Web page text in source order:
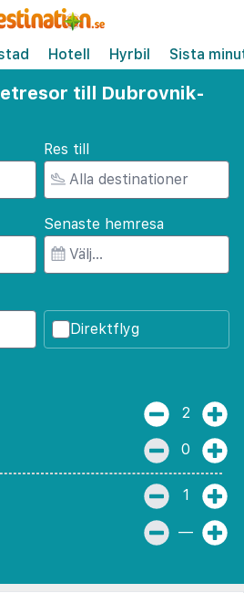
Hotell Hyrbil Sista
till Dubrovnik-
Res till
Senaste hemresa
Direktflyg
2
0
1
—